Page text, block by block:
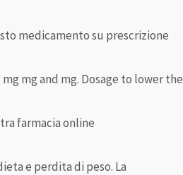
medicamento su prescrizione
mg and mg. Dosage to lower the
farmacia online
e perdita di peso. La